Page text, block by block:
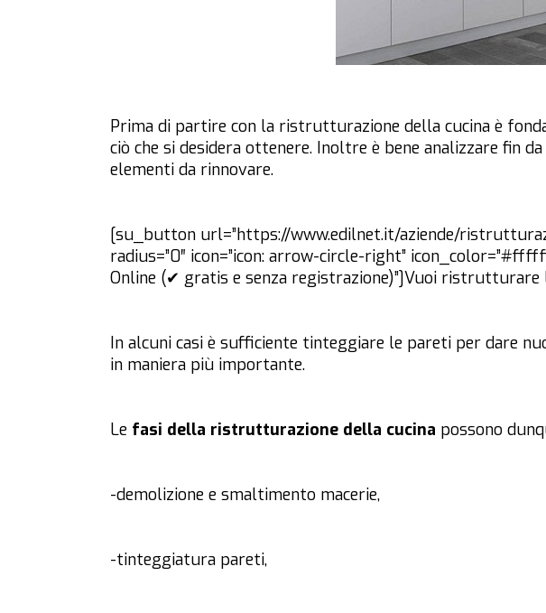
Prima di partire con la ristrutturazione della cucina è
ciò che si desidera ottenere. Inoltre è bene analizzare fin
elementi da rinnovare.
[su_button url=”https://www.edilnet.it/aziende/
radius=”0″ icon=”icon: arrow-circle-right”
Online (✔ gratis e senza registrazione)”]Vuoi
In alcuni casi è sufficiente tinteggiare le pareti per dare
in maniera più importante.
Le fasi della ristrutturazione della cucina possono
-demolizione e smaltimento macerie,
-tinteggiatura pareti,